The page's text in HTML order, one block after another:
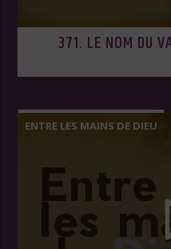
371. LE NOM DU
ENTRE LES MAINS DE DIEU